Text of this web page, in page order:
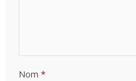
Nom *